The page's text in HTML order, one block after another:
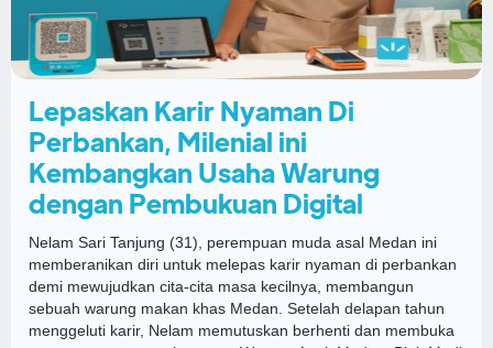
Lepaskan Karir Nyaman Di
Perbankan, Milenial ini
Kembangkan Usaha Warung
dengan Pembukuan Digital
Nelam Sari Tanjung (31), perempuan muda asal Medan ini
memberanikan diri untuk melepas karir nyaman di perbankan
demi mewujudkan cita-cita masa kecilnya, membangun
sebuah warung makan khas Medan. Setelah delapan tahun
menggeluti karir, Nelam memutuskan berhenti dan membuka